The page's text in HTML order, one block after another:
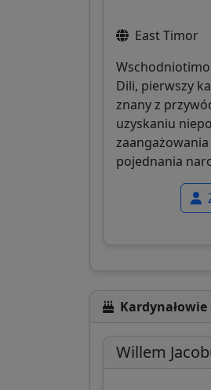
East Timor
Dili, pierwszy
znany z
uzyskaniu
pojednania
Willem